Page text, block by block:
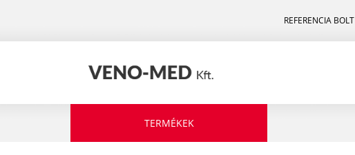
REFERENCIA BOLT
TERMÉKEK